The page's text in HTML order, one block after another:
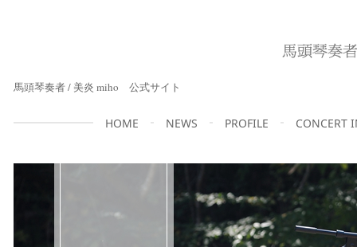
馬頭琴奏者 / 美炎 miho 公式サイト
HOME NEWS PROFILE CONCERT